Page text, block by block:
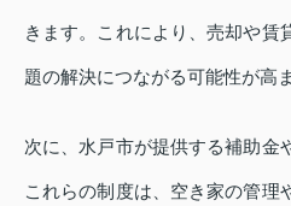
きます。これにより、売却や賃
題の解決につながる可能性が高
次に、水戸市が提供する補助金
これらの制度は、空き家の管理